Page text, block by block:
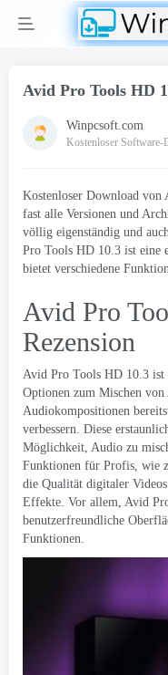
Avid Pro Tools HD
Winpcsoft.com
Kostenloser Software-
Kostenloser Download
fast alle Versionen und
völlig eigenständig und
Pro Tools HD 10.3 ist
bietet verschiedene
Avid Pro
Rezension
Avid Pro Tools HD 10.3 ist
Optionen zum Mischen von
Audiokompositionen
verbessern. Diese
Möglichkeit, Audio zu
Funktionen für Profis, wie
die Qualität digitaler
Effekte. Vor allem, Avid
benutzerfreundliche
Funktionen.